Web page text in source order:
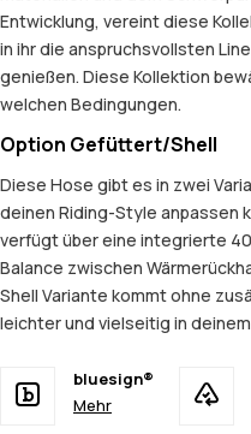
Entwicklung, vereint diese
in ihr die anspruchsvollsten
genießen. Diese Kollektion
welchen Bedingungen.
Option Gefüttert/Shell
Diese Hose gibt es in zwei
deinen Riding-Style anpassen
verfügt über eine integrierte
Balance zwischen
Shell Variante kommt ohne
leichter und vielseitig in
bluesign®
Mehr